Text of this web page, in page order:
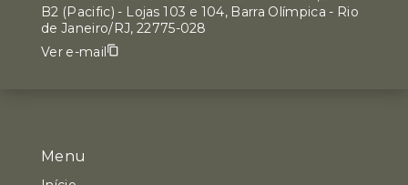
Menu
B2 (Pacific) - Lojas 103 e 104, Barra Olímpica - Rio
de Janeiro/RJ, 22775-028
Ver e-mail